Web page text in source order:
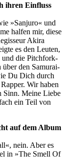
ihren Einfluss
»Sanjuro« und
halfen mir, diese
Akira
es den Leuten,
und die Pitchfork-
den Samurai-
Du Dich durch
Wir haben
Sinn. Meine Liebe
ein Teil von
auf dem Album
nein. Aber es
in »The Smell Of